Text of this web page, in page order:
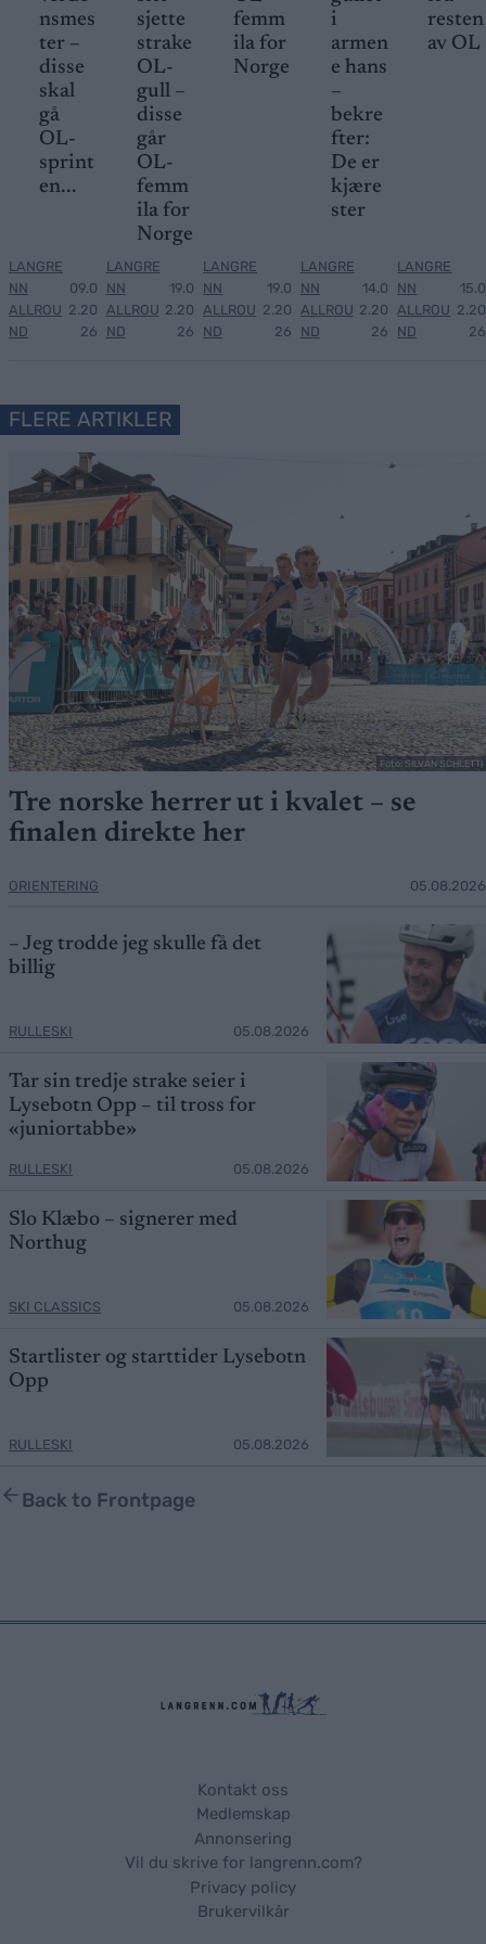
nsmes
ter –
disse
skal
gå
OL-
sprint
en...
LANGRE
NN
ALLROU
ND
09.0
2.20
26
sjette
strake
OL-
gull –
disse
går
OL-
femm
ila for
Norge
LANGRE
NN
ALLROU
ND
19.0
2.20
26
femm
ila for
Norge
LANGRE
NN
ALLROU
ND
19.0
2.20
26
i
armen
e hans
–
bekre
fter:
De er
kjære
ster
LANGRE
NN
ALLROU
ND
14.0
2.20
26
resten
av OL
LANGRE
NN
ALLROU
ND
15.0
2.20
26
FLERE ARTIKLER
Foto: SILVAN SCHLETTI
Tre norske herrer ut i kvalet – se
finalen direkte her
ORIENTERING 05.08.2026
– Jeg trodde jeg skulle få det
billig
RULLESKI 05.08.2026
Tar sin tredje strake seier i
Lysebotn Opp – til tross for
«juniortabbe»
RULLESKI 05.08.2026
Slo Klæbo – signerer med
Northug
SKI CLASSICS 05.08.2026
Startlister og starttider Lysebotn
Opp
RULLESKI 05.08.2026
Back to Frontpage
Kontakt oss
Medlemskap
Annonsering
Vil du skrive for langrenn.com?
Privacy policy
Brukervilkår